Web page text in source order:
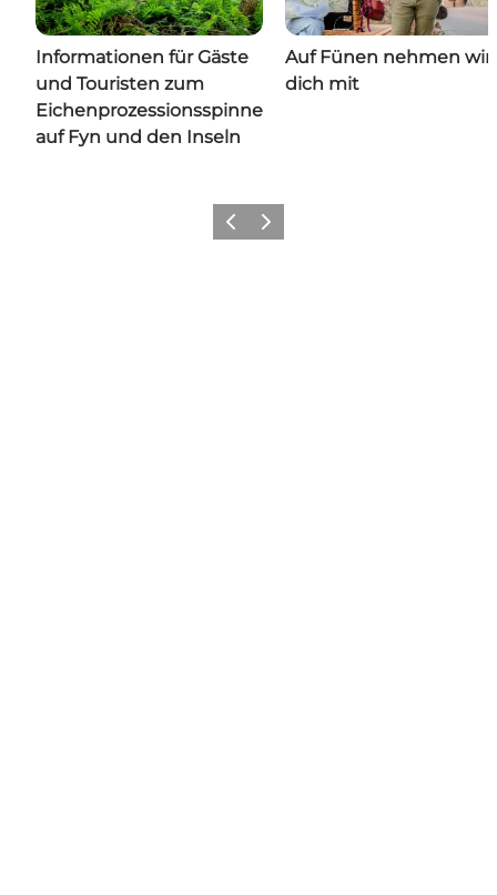
Informationen für Gäste
und Touristen zum
Eichenprozessionsspinner
auf Fyn und den Inseln
Auf Fünen nehmen wir
dich mit
ZurückWeiter